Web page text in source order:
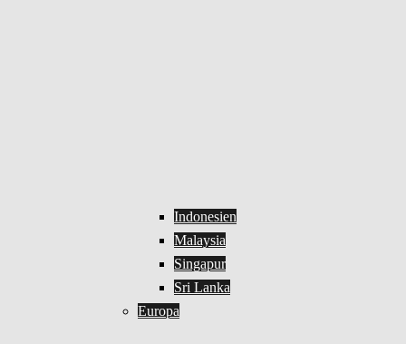
Indonesien
Malaysia
Singapur
Sri Lanka
Europa